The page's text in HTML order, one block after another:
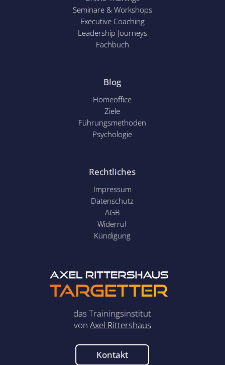
Seminare & Workshops
Executive Coaching
Leadership Journeys
Fachbuch
Blog
Homeoffice
Ziele
Führungsmethoden
Psychologie
Rechtliches
Impressum
Datenschutz
AGB
Widerruf
Kündigung
das Trainingsinstitut
von Axel Rittershaus
Kontakt